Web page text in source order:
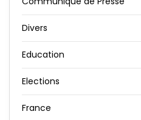
Divers
Education
Elections
France